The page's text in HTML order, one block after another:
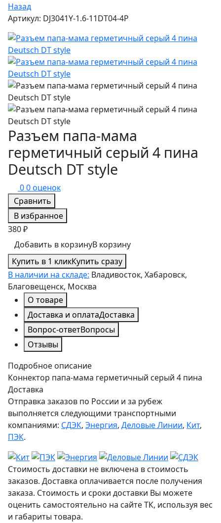
Назад
Артикул: DJ3041Y-1.6-11DT04-4P
Разъем папа-мама
герметичный серый 4 пина
Deutsch DT style
00 оценок
Сравнить
В избранное
380 ₽
Добавить в корзинуВ корзину
Купить в 1 кликКупить сразу
В наличии на складе: Владивосток, Хабаровск,
Благовещенск, Москва
О товаре
Доставка и оплатаДоставка
Вопрос-ответВопросы
Отзывы
Подробное описание
Коннектор папа-мама герметичный серый 4 пина
Доставка
Отправка заказов по России и за рубеж
выполняется следующими транспортными
компаниями: СДЭК, Энергия, Деловые Линии, Кит,
ПЭК.
Стоимость доставки не включена в стоимость
заказов. Доставка оплачивается после получения
заказа. Стоимость и сроки доставки Вы можете
оценить самостоятельно на сайте ТК, используя вес
и габариты товара.